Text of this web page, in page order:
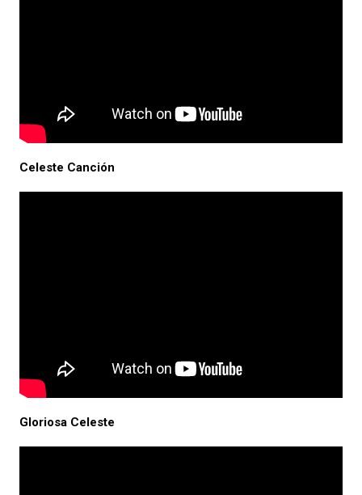
Celeste Canción
Gloriosa Celeste